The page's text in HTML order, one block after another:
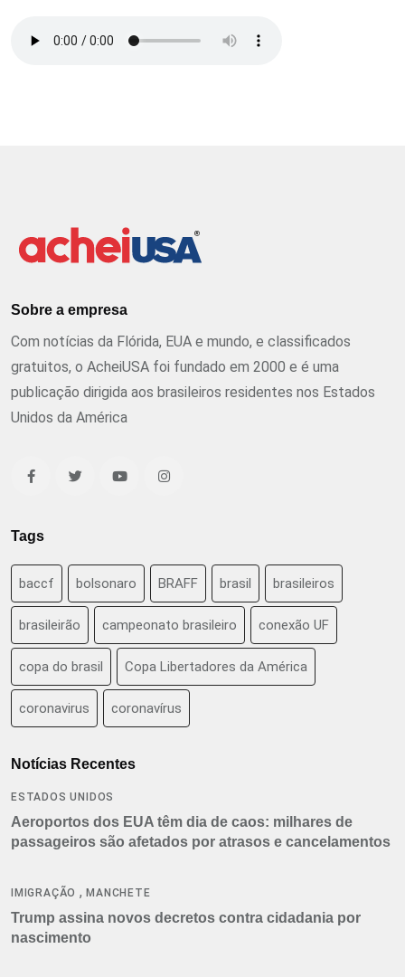
Sobre a empresa
Com notícias da Flórida, EUA e mundo, e classificados
gratuitos, o AcheiUSA foi fundado em 2000 e é uma
publicação dirigida aos brasileiros residentes nos Estados
Unidos da América
Tags
baccf bolsonaro BRAFF brasil brasileiros
brasileirão campeonato brasileiro conexão UF
copa do brasil Copa Libertadores da América
coronavirus coronavírus
Notícias Recentes
ESTADOS UNIDOS
Aeroportos dos EUA têm dia de caos: milhares de
passageiros são afetados por atrasos e cancelamentos
IMIGRAÇÃO ,MANCHETE
Trump assina novos decretos contra cidadania por
nascimento